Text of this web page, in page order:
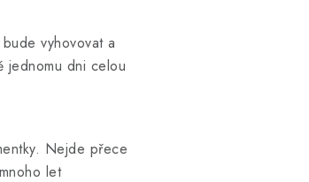
vyhovovat a
dni celou
Nejde přece
let